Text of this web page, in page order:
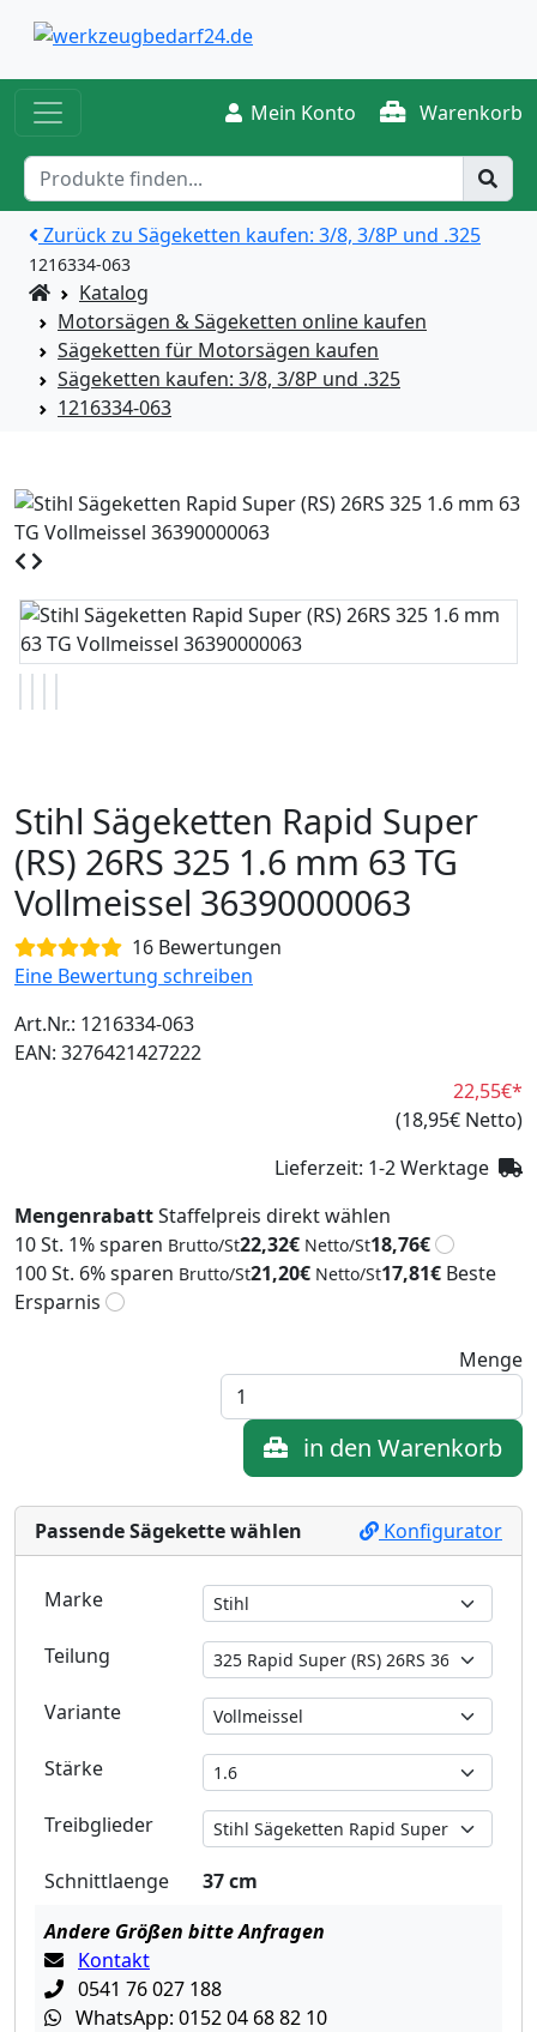
Mein Konto Warenkorb
Zurück zu Sägeketten kaufen: 3/8, 3/8P und .325
1216334-063
Startseite
Katalog
Motorsägen & Sägeketten online kaufen
Sägeketten für Motorsägen kaufen
Sägeketten kaufen: 3/8, 3/8P und .325
1216334-063
Stihl Sägeketten Rapid Super
(RS) 26RS 325 1.6 mm 63 TG
Vollmeissel 36390000063
16 Bewertungen
Eine Bewertung schreiben
Art.Nr.: 1216334-063
EAN: 3276421427222
22,55€*
(18,95€ Netto)
Lieferzeit: 1-2 Werktage
MengenrabattStaffelpreis direkt wählen
10 St. 1% sparen Brutto/St22,32€ Netto/St18,76€
100 St. 6% sparen Brutto/St21,20€ Netto/St17,81€ Beste
Ersparnis
Menge
in den Warenkorb
Passende Sägekette wählen Konfigurator
Marke
Teilung
Variante
Stärke
Treibglieder
Schnittlaenge
37 cm
Andere Größen bitte Anfragen
Kontakt
0541 76 027 188
WhatsApp: 0152 04 68 82 10